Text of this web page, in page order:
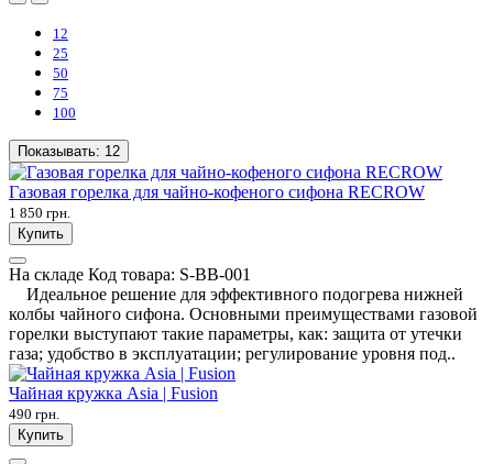
12
25
50
75
100
Показывать: 12
Газовая горелка для чайно-кофеного сифона RECROW
1 850 грн.
Купить
На складе Код товара: S-BB-001
Идеальное решение для эффективного подогрева нижней
колбы чайного сифона. Основными преимуществами газовой
горелки выступают такие параметры, как: защита от утечки
газа; удобство в эксплуатации; регулирование уровня под..
Чайная кружка Asia | Fusion
490 грн.
Купить